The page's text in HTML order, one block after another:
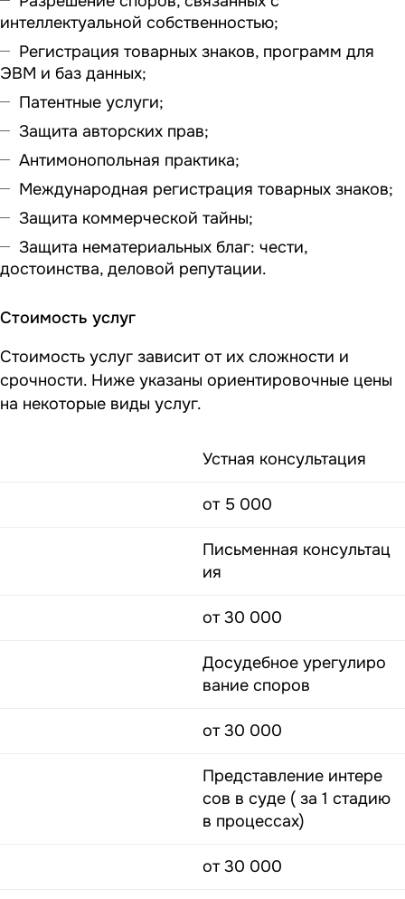
интеллектуальной собственностью;
Регистрация товарных знаков, программ для
ЭВМ и баз данных;
Патентные услуги;
Защита авторских прав;
Антимонопольная практика;
Международная регистрация товарных знаков;
Защита коммерческой тайны;
Защита нематериальных благ: чести,
достоинства, деловой репутации.
Стоимость услуг
Стоимость услуг зависит от их сложности и
срочности. Ниже указаны ориентировочные цены
на некоторые виды услуг.
Устная консультация
от 5 000
Письменная консультац
ия
от 30 000
Досудебное урегулиро
вание споров
от 30 000
Представление интере
сов в суде ( за 1 стадию
в процессах)
от 30 000